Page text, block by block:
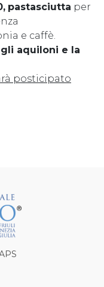
pastasciutta per
e caffè.
aquiloni e la
posticipato